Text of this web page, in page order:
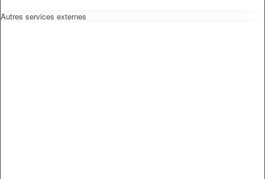
Autres services externes